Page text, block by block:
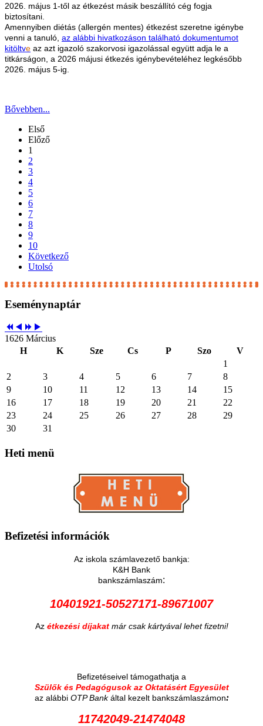
2026. május 1-től az étkezést másik beszállító cég fogja
biztosítani.
Amennyiben diétás (allergén mentes) étkezést szeretne igénybe
venni a tanuló, az alábbi hivatkozáson található dokumentumot
kitöltve az azt igazoló szakorvosi igazolással együtt adja le a
titkárságon, a 2026 májusi étkezés igénybevételéhez legkésőbb
2026. május 5-ig.
Bővebben...
Első
Előző
1
2
3
4
5
6
7
8
9
10
Következő
Utolsó
Eseménynaptár
1626 Március
H
K Sze Cs P Szo
V
1
2
3 4 5 6 7
8
9
10 11 12 13 14
15
16
17 18 19 20 21
22
23
24 25 26 27 28
29
30
31
Heti menü
Befizetési információk
Az iskola számlavezető bankja:
K&H Bank
bankszámlaszám:
10401921-50527171-89671007
Az étkezési díjakat már csak kártyával lehet fizetni!
Befizetéseivel támogathatja a
Szülők és Pedagógusok az Oktatásért Egyesület
az alábbi OTP Bankáltal kezelt bankszámlaszámon:
11742049-21474048